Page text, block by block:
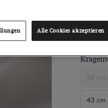
38 cm
43 cm
Alle Cookies akzeptieren